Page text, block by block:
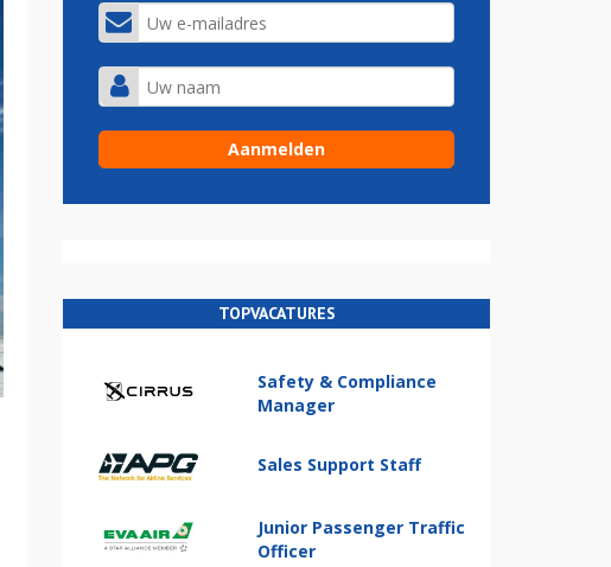
TOPVACATURES
Safety & Compliance
Manager
Sales Support Staff
Junior Passenger Traffic
Officer